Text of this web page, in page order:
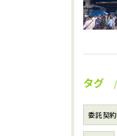
タグ
委託契約